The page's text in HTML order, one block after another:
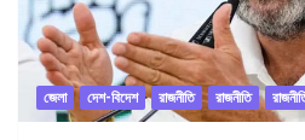
জেলা দেশ-বিদেশ রাজনীতি রাজনীতি